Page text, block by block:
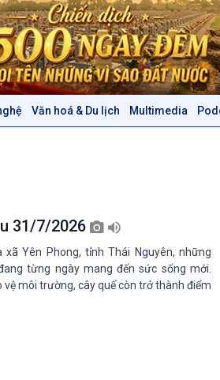
Văn hoá & Du lịch Multimedia
cương - Một dải vững
Sức sống
Tuyên
thương mại
31/7/2026
Yên Phong, tỉnh Thái Nguyên, những
từng ngày mang đến sức sống mới.
môi trường, cây quế còn trở thành điểm